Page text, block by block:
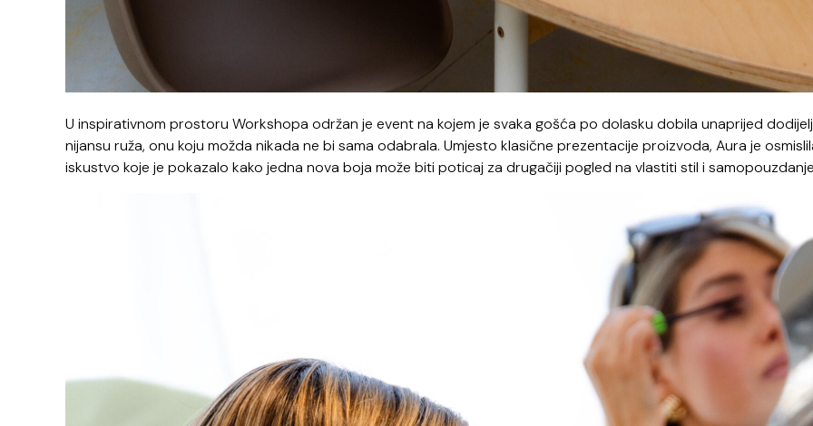
U inspirativnom prostoru Workshopa održan je event na kojem je svaka gošća po dolasku dobila unaprijed
nijansu ruža, onu koju možda nikada ne bi sama odabrala. Umjesto klasične prezentacije proizvoda, Aura je
iskustvo koje je pokazalo kako jedna nova boja može biti poticaj za drugačiji pogled na vlastiti stil i